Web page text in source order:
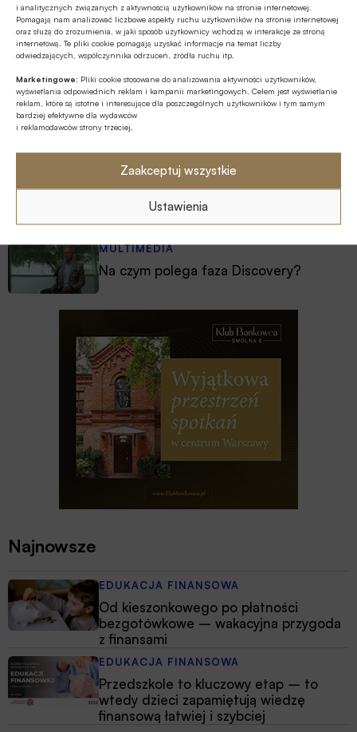
i analitycznych związanych z aktywnością użytkowników na stronie internetowej.
Pomagają nam analizować liczbowe aspekty ruchu użytkowników na stronie internetowej
oraz służą do zrozumienia, w jaki sposób użytkownicy wchodzą w interakcje ze stroną
internetową. Te pliki cookie pomagają uzyskać informacje na temat liczby
odwiedzających, współczynnika odrzuceń, źródła ruchu itp.
Marketingowe: Pliki cookie stosowane do analizowania aktywności użytkowników,
wyświetlania odpowiednich reklam i kampanii marketingowych. Celem jest wyświetlanie
reklam, które są istotne i interesujące dla poszczególnych użytkowników i tym samym
bardziej efektywne dla wydawców
i reklamodawców strony trzeciej.
Zaakceptuj wszystkie
Ustawienia
MULTIMEDIA
Mikrofirmy potrzebują nie tylko
finansowania, ale także kompetencji
ESG
Zielone remonty odrębnym, masowym
segmentem rynku finansowania
bankowego?
Z RYNKU FINANSOWEGO
PKO BP o nowych zasadach
ustawowych w sprawach frankowych
MULTIMEDIA
Na czym polega faza Discovery?
Najnowsze
EDUKACJA FINANSOWA
Od kieszonkowego po płatności
bezgotówkowe – wakacyjna przygoda
z finansami
EDUKACJA FINANSOWA
Przedszkole to kluczowy etap – to
wtedy dzieci zapamiętują wiedzę
finansową łatwiej i szybciej